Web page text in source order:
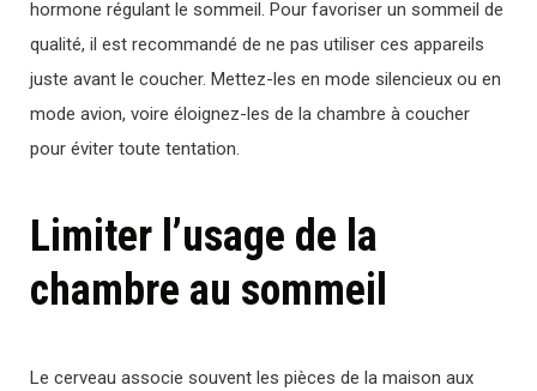
hormone régulant le sommeil. Pour favoriser un sommeil de
qualité, il est recommandé de ne pas utiliser ces appareils
juste avant le coucher. Mettez-les en mode silencieux ou en
mode avion, voire éloignez-les de la chambre à coucher
pour éviter toute tentation.
Limiter l’usage de la
chambre au sommeil
Le cerveau associe souvent les pièces de la maison aux